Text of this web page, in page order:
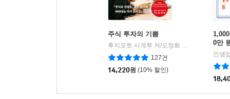
주식 투자의 기쁨
다산북스
127건
14,220원 (10% 할인)
0만
인생